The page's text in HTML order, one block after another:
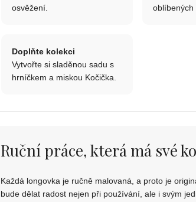
osvěžení.
oblíbených
Doplňte kolekci
Vytvořte si sladěnou sadu s
hrníčkem a miskou Kočička.
Ruční práce, která má své
Každá longovka je ručně malovaná, a proto je
bude dělat radost nejen při používání, ale i svým